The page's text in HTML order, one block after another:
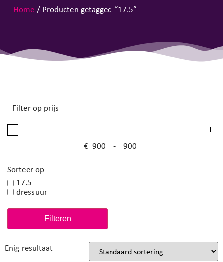
Home / Producten getagged “17.5”
Filter op prijs
€ Minimale prijs
-
Maximale prijs
Sorteer op
17.5
dressuur
Filteren
Enig resultaat